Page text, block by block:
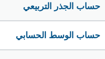
حساب الجذر التربيعي
حساب الوسط الحسابي